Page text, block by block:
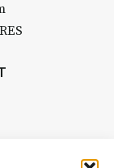
n’est
et
Le
espaces